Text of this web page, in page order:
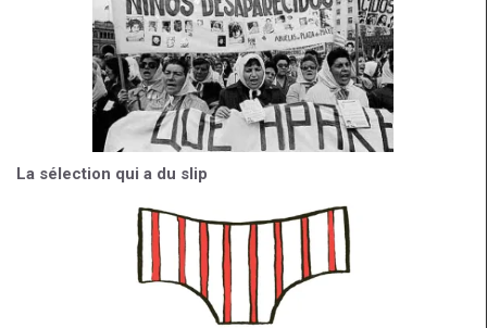
La sélection qui a du slip